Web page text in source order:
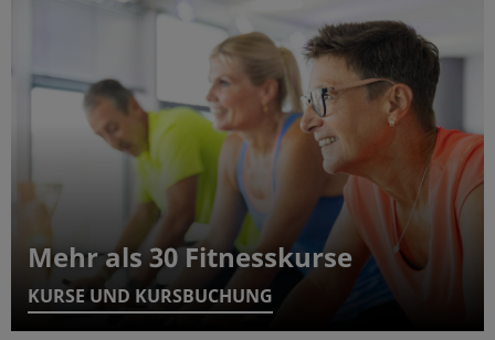
Mehr als 30 Fitnesskurse
KURSE UND KURSBUCHUNG